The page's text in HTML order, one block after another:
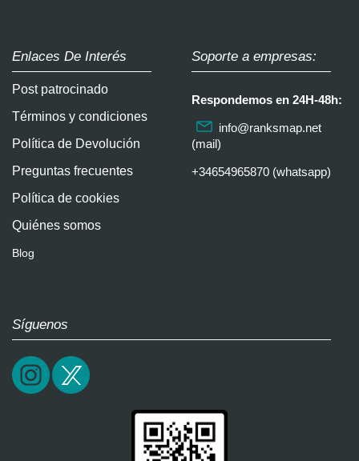
Enlaces De Interés
Post patrocinado
Términos y condiciones
Política de Devolución
Preguntas frecuentes
Política de cookies
Quiénes somos
Blog
Soporte a empresas:
Respondemos en 24H-48h:
info@ranksmap.net
(mail)
+34654965870 (whatsapp)
Síguenos